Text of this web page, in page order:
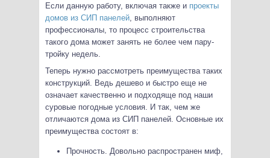
Если данную работу, включая также и проекты
домов из СИП панелей, выполняют
профессионалы, то процесс строительства
такого дома может занять не более чем пару-
тройку недель.
Теперь нужно рассмотреть преимущества таких
конструкций. Ведь дешево и быстро еще не
означает качественно и подходяще под наши
суровые погодные условия. И так, чем же
отличаются дома из СИП панелей. Основные их
преимущества состоят в:
Прочность. Довольно распространен миф,